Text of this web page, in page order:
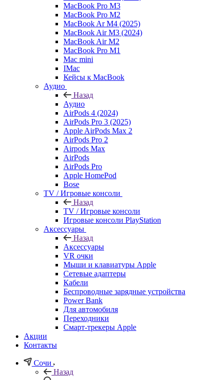
MacBook Pro M3
MacBook Pro M2
MacBook Ar M4 (2025)
MacBook Air M3 (2024)
MacBook Air M2
MacBook Pro M1
Mac mini
IMac
Кейсы к MacBook
Аудио
Назад
Аудио
AirPods 4 (2024)
AirPods Pro 3 (2025)
Apple AirPods Max 2
AirPods Pro 2
Airpods Max
AirPods
AirPods Pro
Apple HomePod
Bose
TV / Игровые консоли
Назад
TV / Игровые консоли
Игровые консоли PlayStation
Аксессуары
Назад
Аксессуары
VR очки
Мыши и клавиатуры Apple
Сетевые адаптеры
Кабели
Беспроводные зарядные устройства
Power Bank
Для автомобиля
Переходники
Смарт-трекеры Apple
Акции
Контакты
Сочи
Назад